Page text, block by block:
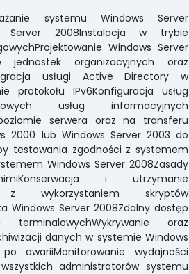
systemu Windows Server
Server 2008Instalacja w trybie
Windows Server
jednostek organizacyjnych oraz
usługi Active Directory w
protokołu IPv6Konfiguracja usług
usług informacyjnych
serwera oraz na transferu
2000 lub Windows Server 2003 do
testowania zgodności z systemem
Windows Server 2008Zasady
i utrzymanie
z wykorzystaniem skryptów
Windows Server 2008Zdalny dostęp
oraz
danych w systemie Windows
awariiMonitorowanie wydajności
administratorów systemu